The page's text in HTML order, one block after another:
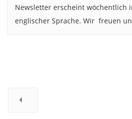
Newsletter erscheint wöchentlich
englischer Sprache. Wir freuen